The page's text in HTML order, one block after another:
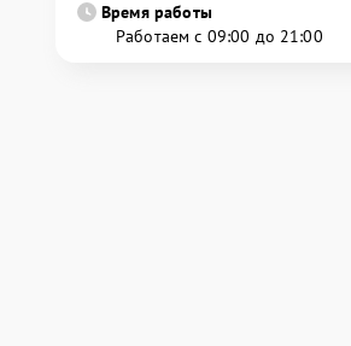
Время работы
Работаем с 09:00 до 21:00